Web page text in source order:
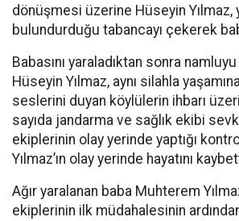
dönüşmesi üzerine Hüseyin Yılmaz,
bulundurduğu tabancayı çekerek
Babasını yaraladıktan sonra
Hüseyin Yılmaz, aynı silahla
seslerini duyan köylülerin ihbarı
sayıda jandarma ve sağlık ekibi
ekiplerinin olay yerinde yaptığı
Yılmaz’ın olay yerinde hayatını
Ağır yaralanan baba Muhterem
ekiplerinin ilk müdahalesinin